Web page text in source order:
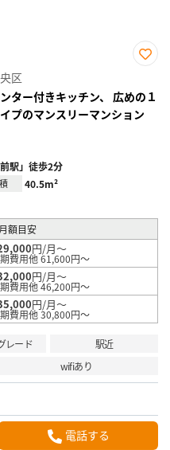
り登
録
区
ター付きキッチン、 広めの１
プのマンスリーマンション
駅」徒歩2分
40.5m²
月額目安
円/月～
費用他 61,600円～
円/月～
費用他 46,200円～
円/月～
費用他 30,800円～
レード
駅近
wifiあり
電話する